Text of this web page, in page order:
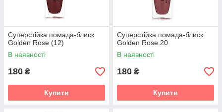
Суперстійка помада-блиск
Golden Rose (12)
В наявності
180 ₴
Купити
Суперстійка помада-блиск
Golden Rose 20
В наявності
180 ₴
Купити